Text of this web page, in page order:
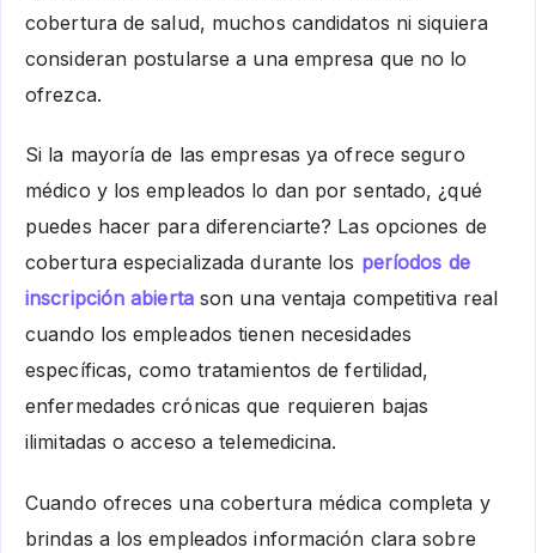
cobertura de salud, muchos candidatos ni siquiera
consideran postularse a una empresa que no lo
ofrezca.
Si la mayoría de las empresas ya ofrece seguro
médico y los empleados lo dan por sentado, ¿qué
puedes hacer para diferenciarte? Las opciones de
cobertura especializada durante los períodos de
inscripción abiertason una ventaja competitiva real
cuando los empleados tienen necesidades
específicas, como tratamientos de fertilidad,
enfermedades crónicas que requieren bajas
ilimitadas o acceso a telemedicina.
Cuando ofreces una cobertura médica completa y
brindas a los empleados información clara sobre